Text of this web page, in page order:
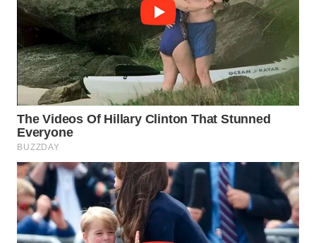
MANDALIKA
WN
LIKUPANG
WN
LABUANBAJO
WN
BORNEO
Wahana
Media
Group